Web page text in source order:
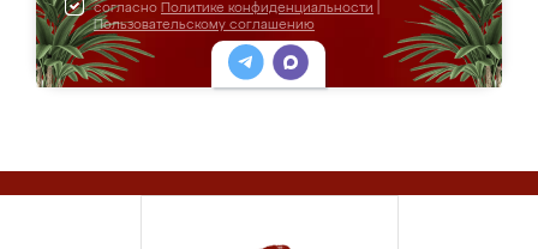
согласно Политике конфиденциальности
Пользовательскому соглашению